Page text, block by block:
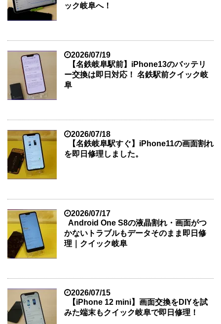
ック岐阜へ！
2026/07/19
【名鉄岐阜駅前】iPhone13のバッテリ
ー交換は即日対応！ 名鉄駅前クイック岐
阜
2026/07/18
【名鉄岐阜駅すぐ】iPhone11の画面割れ
を即日修理しました。
2026/07/17
Android One S8の液晶割れ・画面がつ
かないトラブルもデータそのまま即日修
理｜クイック岐阜
2026/07/15
【iPhone 12 mini】画面交換をDIYを試
みた端末もクイック岐阜で即日修理！